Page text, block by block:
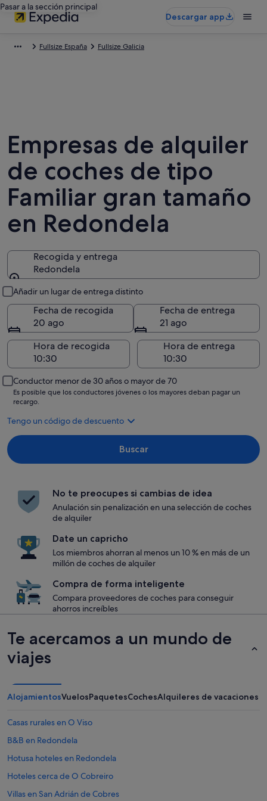
Pasar a la sección principal
Descargar app
Fullsize España Fullsize Galicia
Empresas de alquiler
de coches de tipo
Familiar gran tamaño
en Redondela
Recogida y entrega
Redondela
Añadir un lugar de entrega distinto
Fecha de recogida
20 ago
Fecha de entrega
21 ago
Hora de recogida
Hora de entrega
Conductor menor de 30 años o mayor de 70
Es posible que los conductores jóvenes o los mayores deban pagar un
recargo.
Tengo un código de descuento
Buscar
No te preocupes si cambias de idea
Anulación sin penalización en una selección de coches
de alquiler
Date un capricho
Los miembros ahorran al menos un 10 % en más de un
millón de coches de alquiler
Compra de forma inteligente
Compara proveedores de coches para conseguir
ahorros increíbles
Te acercamos a un mundo de
viajes
AlojamientosVuelosPaquetesCochesAlquileres de vacaciones
Casas rurales en O Viso
B&B en Redondela
Hotusa hoteles en Redondela
Hoteles cerca de O Cobreiro
Villas en San Adrián de Cobres